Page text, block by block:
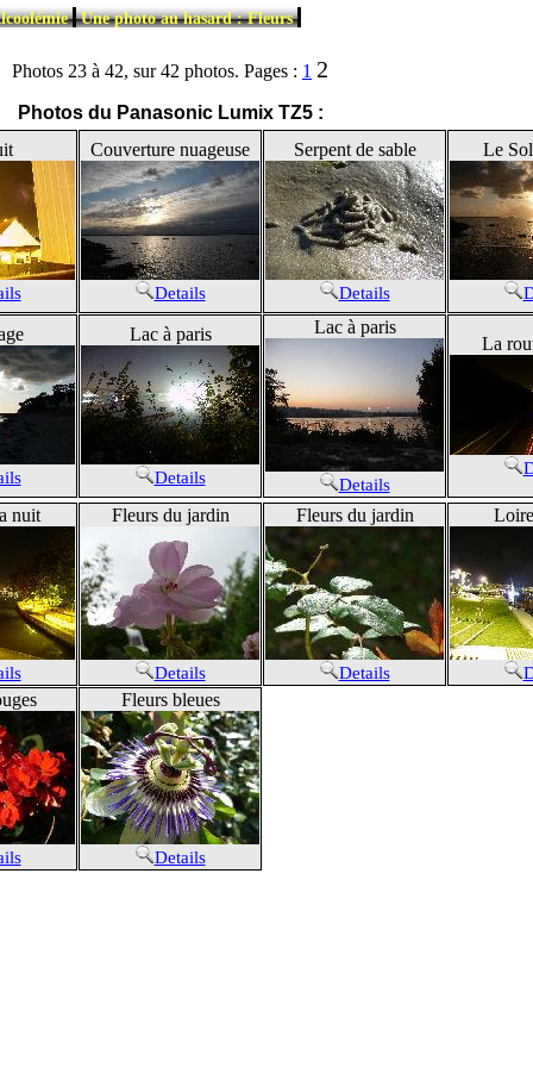
Une photo au hasard : Fleurs
Photos 23 à 42, sur 42 photos. Pages : 1 2
Photos du Panasonic Lumix TZ5 :
Couverture nuageuse
Details
Serpent de sable
Details
Le
Lac à paris
Details
Lac à paris
Details
La
nuit Fleurs du jardin
Details
Fleurs du jardin
Details
Fleurs bleues
Details